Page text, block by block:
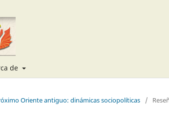
de
Oriente antiguo: dinámicas sociopolíticas /